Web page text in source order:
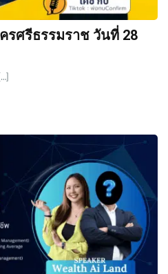
รศรีธรรมราช วันที่ 28